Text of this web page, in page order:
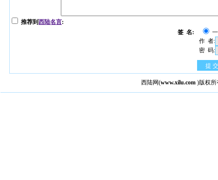
推荐到西陆名言:
签 名:
作 者:
密 码:
提 交
西陆网(www.xilu.com )版权